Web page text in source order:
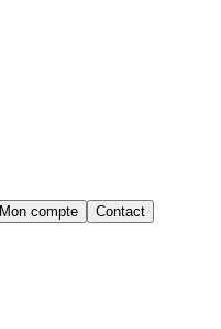
Mon compte
Contact